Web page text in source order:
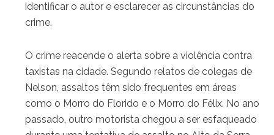
identificar o autor e esclarecer as circunstâncias do
crime.
O crime reacende o alerta sobre a violência contra
taxistas na cidade. Segundo relatos de colegas de
Nelson, assaltos têm sido frequentes em áreas
como o Morro do Florido e o Morro do Félix. No ano
passado, outro motorista chegou a ser esfaqueado